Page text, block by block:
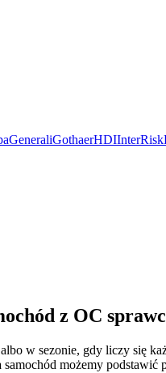
GeneraliGothaerHDIInterRisk
z OC
w sezonie, gdy liczy się
możemy